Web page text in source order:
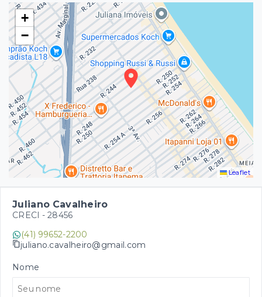
+
−
Leaflet
Juliano Cavalheiro
CRECI - 28456
(41) 99652-2200
juliano.cavalheiro@gmail.com
Nome